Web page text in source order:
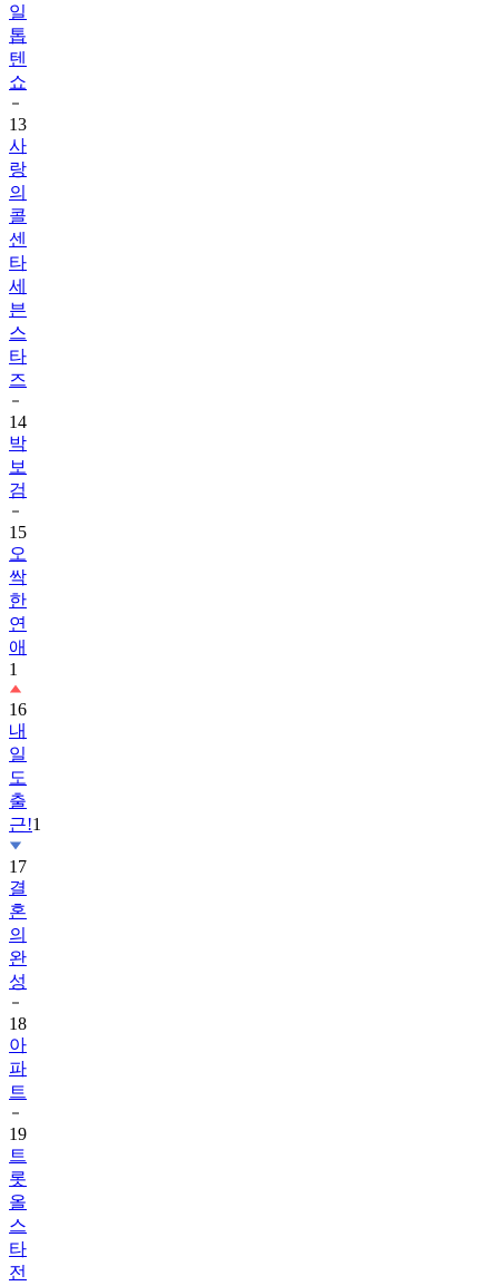
일
톱
텐
쇼
13
사
랑
의
콜
센
타
세
븐
스
타
즈
14
박
보
검
15
오
싹
한
연
애
1
16
내
일
도
출
근!1
17
결
혼
의
완
성
18
아
파
트
19
트
롯
올
스
타
전